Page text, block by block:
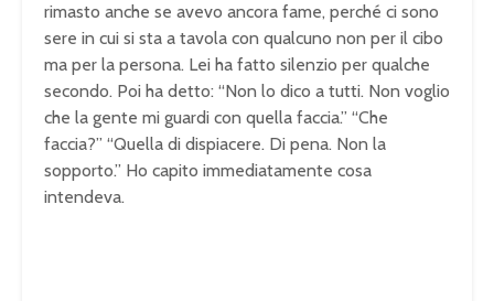
rimasto anche se avevo ancora fame, perché ci sono
sere in cui si sta a tavola con qualcuno non per il cibo
ma per la persona. Lei ha fatto silenzio per qualche
secondo. Poi ha detto: “Non lo dico a tutti. Non voglio
che la gente mi guardi con quella faccia.” “Che
faccia?” “Quella di dispiacere. Di pena. Non la
sopporto.” Ho capito immediatamente cosa
intendeva.